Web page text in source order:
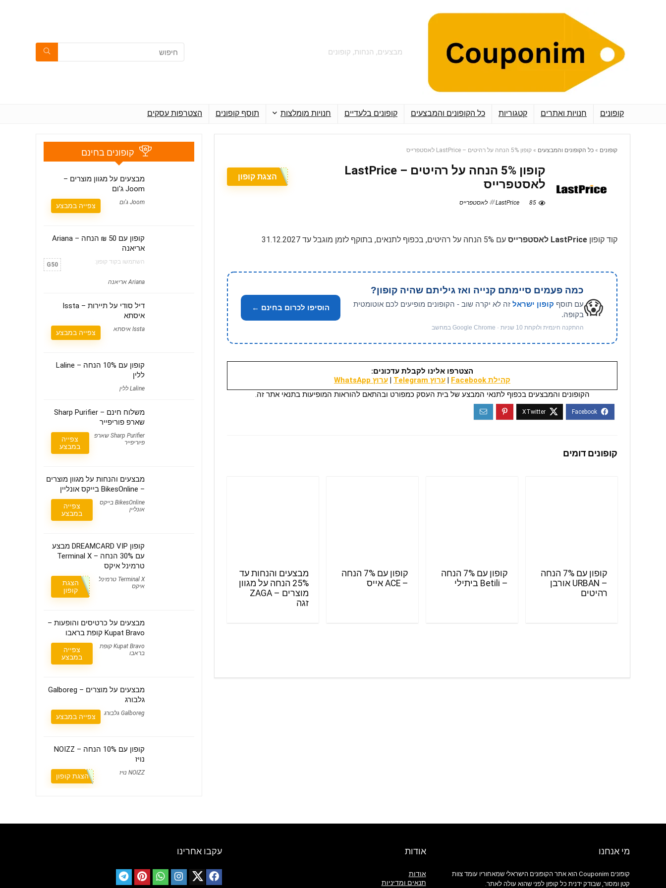
מבצעים, הנחות, קופונים
קופונים חנויות ואתרים קטגוריות כל הקופונים והמבצעים קופונים בלעדיים חנויות מומלצות תוסף קופונים הצטרפות עסקים
קופונים » כל הקופונים והמבצעים » קופון 5% הנחה על רהיטים – LastPrice לאסטפרייס
קופון 5% הנחה על רהיטים – LastPrice
לאסטפרייס
85 LastPrice לאסטפרייס
הצגת קופון
קוד קופון LastPrice לאסטפרייס עם 5% הנחה על רהיטים, בכפוף לתנאים, בתוקף לזמן מוגבל עד 31.12.2027
😱
כמה פעמים סיימתם קנייה ואז גיליתם שהיה קופון?
עם תוסף קופון ישראל זה לא יקרה שוב - הקופונים מופיעים לכם אוטומטית
בקופה.
ההתקנה חינמית ולוקחת 10 שניות · Google Chrome במחשב
הוסיפו לכרום בחינם ←
הצטרפו אלינו לקבלת עדכונים:
קהילת Facebook
| ערוץ Telegram | ערוץ WhatsApp
הקופונים והמבצעים בכפוף לתנאי המבצע של בית העסק כמפורט ובהתאם להוראות המופיעות בתנאי אתר זה.
קופונים דומים
קופון עם 7% הנחה
– URBAN אורבן
רהיטים
קופון עם 7% הנחה
– Betili ביתילי
קופון עם 7% הנחה
– ACE אייס
מבצעים והנחות עד
25% הנחה על מגוון
מוצרים – ZAGA
זגה
קופונים בחינם
מבצעים על מגוון מוצרים –
Joom ג'ום
Joom ג'ום צפייה במבצע
קופון עם 50 ₪ הנחה – Ariana
אריאנה
השתמשו בקוד קופון: G50
Ariana אריאנה
דיל סודי על תיירות – Issta
איסתא
Issta איסתא צפייה במבצע
קופון עם 10% הנחה – Laline
ללין
Laline ללין
משלוח חינם – Sharp Purifier
שארפ פוריפייר
Sharp Purifier שארפ
פיוריפייר
צפייה
במבצע
מבצעים והנחות על מגוון מוצרים
– BikesOnline בייקס אונליין
BikesOnline בייקס
אונליין
צפייה
במבצע
קופון DREAMCARD VIP מבצע
עם 30% הנחה – Terminal X
טרמינל איקס
Terminal X טרמינל
איקס
הצגת
קופון
מבצעים על כרטיסים והופעות –
Kupat Bravo קופת בראבו
Kupat Bravo קופת
בראבו
צפייה
במבצע
מבצעים על מוצרים – Galboreg
גלבורג
Galboreg גלבורג צפייה במבצע
קופון עם 10% הנחה – NOIZZ
נויז
NOIZZ נויז הצגת קופון
מי אנחנו
קופונים Couponim הוא אתר הקופונים הישראלי שמאחוריו עומד צוות
קטן ומסור, שבודק ידנית כל קופון לפני שהוא עולה לאתר.
אודות
אודות
תנאים ומדיניות
עקבו אחרינו